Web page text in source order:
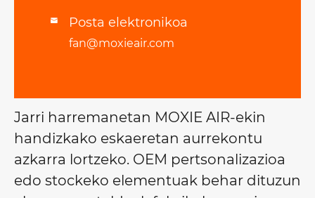
 Posta elektronikoa
fan@moxieair.com
Jarri harremanetan MOXIE AIR-ekin
handizkako eskaeretan aurrekontu
azkarra lortzeko. OEM pertsonalizazioa
edo stockeko elementuak behar dituzun